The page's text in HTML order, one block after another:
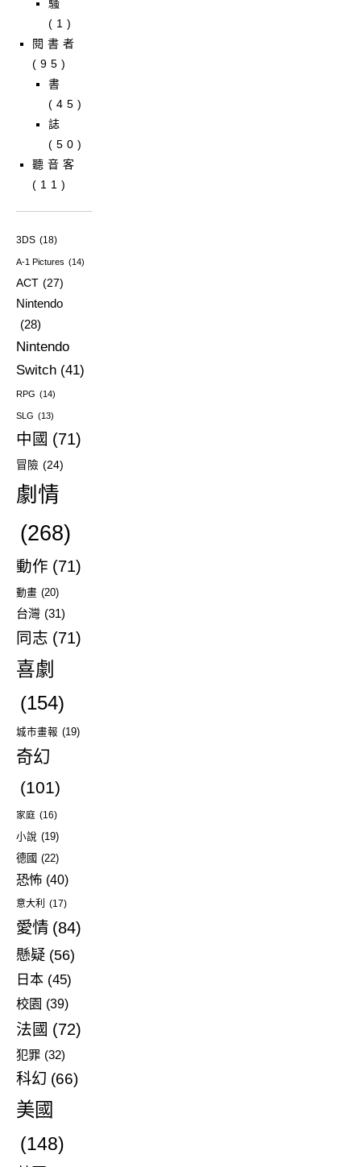
騷
(1)
閱書者
(95)
書
(45)
誌
(50)
聽音客
(11)
3DS (18)
A-1 Pictures (14)
ACT (27)
Nintendo
(28)
Nintendo
Switch (41)
RPG (14)
SLG (13)
中國 (71)
冒險 (24)
劇情
(268)
動作 (71)
動畫 (20)
台灣 (31)
同志 (71)
喜劇
(154)
城市畫報 (19)
奇幻
(101)
家庭 (16)
小說 (19)
德國 (22)
恐怖 (40)
意大利 (17)
愛情 (84)
懸疑 (56)
日本 (45)
校園 (39)
法國 (72)
犯罪 (32)
科幻 (66)
美國
(148)